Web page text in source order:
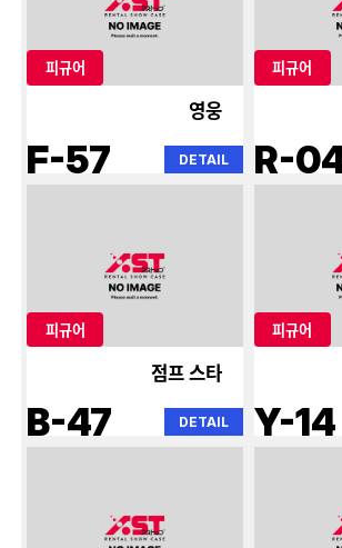
피규어
영웅
F-57 DETAIL
피규어
R-
피규어
점프 스타
B-47 DETAIL
피규어
Y-14